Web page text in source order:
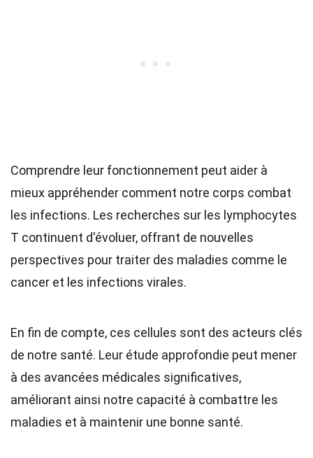
Comprendre leur fonctionnement peut aider à
mieux appréhender comment notre corps combat
les infections. Les recherches sur les lymphocytes
T continuent d'évoluer, offrant de nouvelles
perspectives pour traiter des maladies comme le
cancer et les infections virales.
En fin de compte, ces cellules sont des acteurs clés
de notre santé. Leur étude approfondie peut mener
à des avancées médicales significatives,
améliorant ainsi notre capacité à combattre les
maladies et à maintenir une bonne santé.